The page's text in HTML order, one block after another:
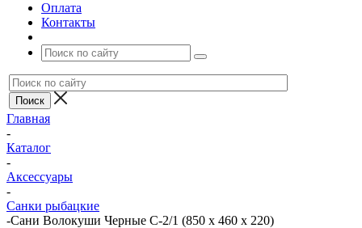
Оплата
Контакты
Главная
-
Каталог
-
Аксессуары
-
Санки рыбацкие
-Сани Волокуши Черные С-2/1 (850 х 460 х 220)